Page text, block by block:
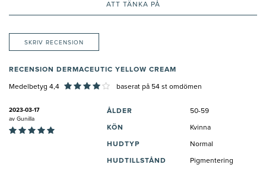
ATT TÄNKA PÅ
SKRIV RECENSION
RECENSION DERMACEUTIC YELLOW CREAM
Medelbetyg 4,4 baserat på 54 st omdömen
2023-03-17
av Gunilla
ÅLDER 50-59
KÖN Kvinna
HUDTYP Normal
HUDTILLSTÅND Pigmentering